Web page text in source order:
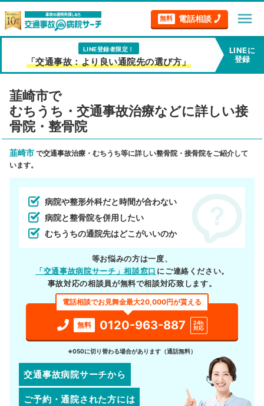
無料 電話相談 menu
LINE登録者限定！
「交通事故：より良い通院先の選び方」
LINEに
登録
韮崎市で
むちうち・交通事故治療などに詳しい接
骨院・整骨院
韮崎市 で交通事故治療・むちうち等に詳しい整骨院・接骨院をご紹介して
います。
病院や整形外科だと時間が合わない
病院と整骨院を併用したい
むちうちの通院先はどこがいいのか
等お悩みの方は一度、
「交通事故病院サーチ」相談窓口 にご連絡ください。
事故対応の相談員が無料で相談対応致します。
電話相談でお見舞金最大20,000円が貰える
無料 0120-963-887
24h
対応
※050に切り替わる場合があります（通話無料）
交通事故病院サーチから
ご予約・通院された方には